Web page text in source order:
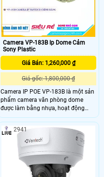
Camera VP-183B Ip Dome Cảm
Sony Plastic
Giá Bán: 1,260,000 ₫
Giá gốc: 1,800,000 ₫
Camera IP POE VP-183B là một sản
phẩm camera văn phòng dome
được làm bằng nhựa, hoạt động
thông qua kết nối mạng IP POE.
Camera này có độ phân giải lên đến
3.0 MP, mang đến hình ảnh sắc nét
và chi tiết, phù hợp để xem trên điện
thoại di động
2941